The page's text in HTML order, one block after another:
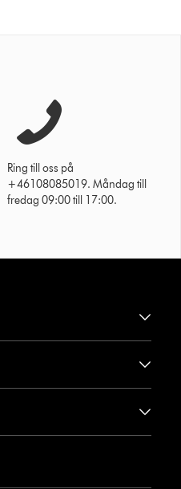
Ring till oss på
+46108085019. Måndag till
fredag 09:00 till 17:00.